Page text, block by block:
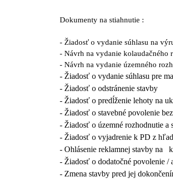
Dokumenty na stiahnutie :
- Žiadosť o vydanie súhlasu na
-Návrh na vydanie kolaudačného
-Návrh na vydanie územného
- Žiadosť o vydanie súhlasu pre
- Žiadosť o odstránenie stavby
- Žiadosť o predĺženie lehoty na
- Žiadosť o stavebné povolenie
- Žiadosť o územné rozhodnutie a
- Žiadosť o vyjadrenie k PD z
- Ohlásenie reklamnej stavby
- Žiadosť o dodatočné povolenie /
- Zmena stavby pred jej